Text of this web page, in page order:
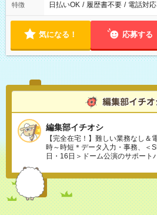
特徴 日払いOK / 履歴書不要 / 電話対
気になる！ 応募する
編集部イチオシ
【完全在宅！】難しい業務なし＆
時～時短＊データ入力・事務、＜
日・16日＞ドーム公演のサポート